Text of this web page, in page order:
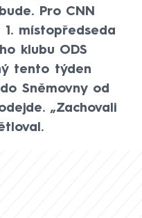
Pro CNN
1. místopředseda
klubu ODS
tento týden
Sněmovny od
„Zachovali